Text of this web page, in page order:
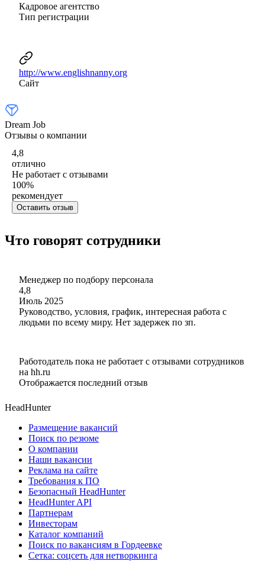
Кадровое агентство
Тип регистрации
http://www.englishnanny.org
Сайт
Dream Job
Отзывы о компании
4,8
отлично
Не работает с отзывами
100%
рекомендует
Оставить отзыв
Что говорят сотрудники
Менеджер по подбору персонала
4,8
Июль 2025
Руководство, условия, график, интересная работа с
людьми по всему миру. Нет задержек по зп.
Работодатель пока не работает с отзывами сотрудников
на hh.ru
Отображается последний отзыв
HeadHunter
Размещение вакансий
Поиск по резюме
О компании
Наши вакансии
Реклама на сайте
Требования к ПО
Безопасный HeadHunter
HeadHunter API
Партнерам
Инвесторам
Каталог компаний
Поиск по вакансиям в Гордеевке
Сетка: соцсеть для нетворкинга